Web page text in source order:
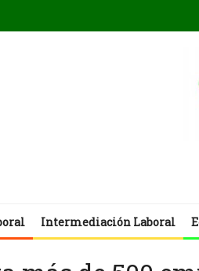
Intermediación Laboral